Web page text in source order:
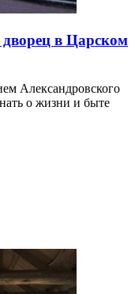
в Царском
Александровского
о жизни и быте